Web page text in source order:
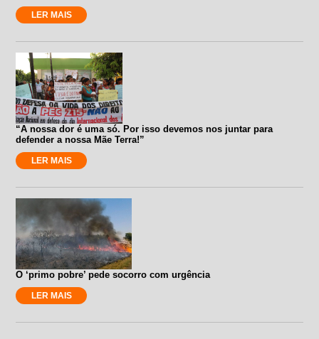
LER MAIS
“A nossa dor é uma só. Por isso devemos nos juntar para
defender a nossa Mãe Terra!”
LER MAIS
O ‘primo pobre’ pede socorro com urgência
LER MAIS